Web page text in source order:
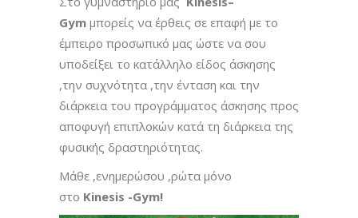
Gym μπορείς να έρθεις σε επαφή με το
έμπειρο προσωπικό μας ώστε να σου
υποδείξει το κατάλληλο είδος άσκησης
,την συχνότητα ,την ένταση και την
διάρκεια του προγράμματος άσκησης προς
αποφυγή επιπλοκών κατά τη διάρκεια της
φυσικής δραστηριότητας.
Μάθε ,ενημερώσου ,ρώτα μόνο
στο Kinesis -Gym!